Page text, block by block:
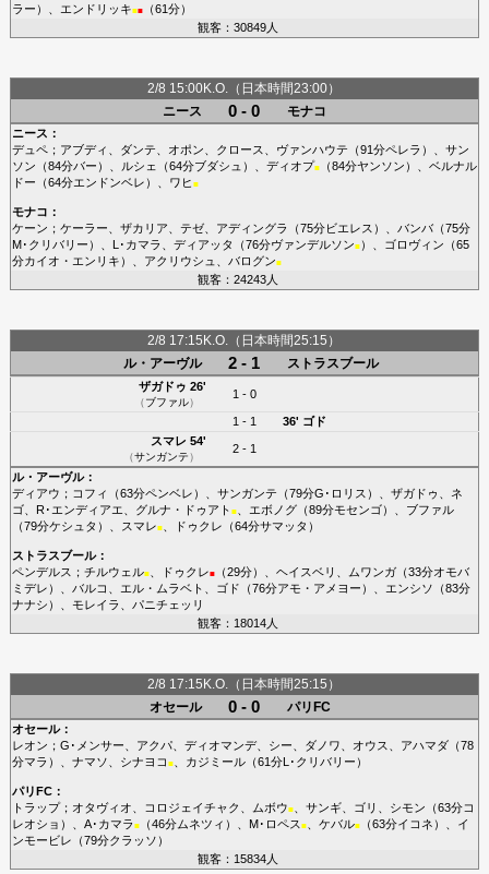
ラー ）、 エンドリッキ■■（61分）
観客：30849人
2/8 15:00K.O.（日本時間23:00）
ニース
0 - 0 モナコ
ニース ：
デュペ； アブディ ダンテ オポン クロース ヴァンハウテ （91分ペレラ ）、 サン
ソン （84分バー ）、 ルシェ （64分ブダシュ ）、 ディオプ■（84分ヤンソン ）、 ベルナル
ドー （64分エンドンベレ ）、 ワヒ ■
モナコ ：
ケーン ； ケーラー ザカリア テゼ、 アディングラ （75分ビエレス ）、 バンバ（75分
M･クリバリー ）、 L･カマラ ディアッタ （76分ヴァンデルソン■）、 ゴロヴィン （65
分カイオ・エンリキ ）、 アクリウシュ バログン■
観客：24243人
2/8 17:15K.O.（日本時間25:15）
ル・アーヴル
2 - 1 ストラスブール
ザガドゥ 26'
（ブファル）
1 - 0
1 - 1 36' ゴド
スマレ 54'
（サンガンテ）
2 - 1
ル・アーヴル：
ディアウ ； コフィ （63分ペンベレ ）、 サンガンテ （79分G･ロリス ）、 ザガドゥ
ネ
ゴ、 R･エンディアエ グルナ・ドゥアト ■、 エボノグ（89分モセンゴ）、 ブファル
（79分ケシュタ ）、 スマレ■、 ドゥクレ （64分サマッタ ）
ストラスブール：
ペンデルス ； チルウェル■、 ドゥクレ■（29分）、 ヘイスベリ ムワンガ（33分オモバ
ミデレ ）、 バルコ エル・ムラベト ゴド （76分アモ・アメヨー ）、 エンシソ （83分
ナナシ ）、 モレイラ
パニチェッリ
観客：18014人
2/8 17:15K.O.（日本時間25:15）
オセール
0 - 0 パリFC
オセール：
レオン ； G･メンサー アクパ、 ディオマンデ、 シー ダノワ オウス アハマダ（78
分マラ ）、 ナマソ シナヨコ ■、 カジミール（61分L･クリバリー ）
パリFC：
トラップ； オタヴィオ コロジェイチャク ムボウ■、 サンギ、 ゴリ シモン （63分コ
レオショ ）、 A･カマラ ■（46分ムネツィ ）、 M･ロペス ■、 ケバル■（63分イコネ ）、 イ
ンモービレ （79分クラッソ ）
観客：15834人